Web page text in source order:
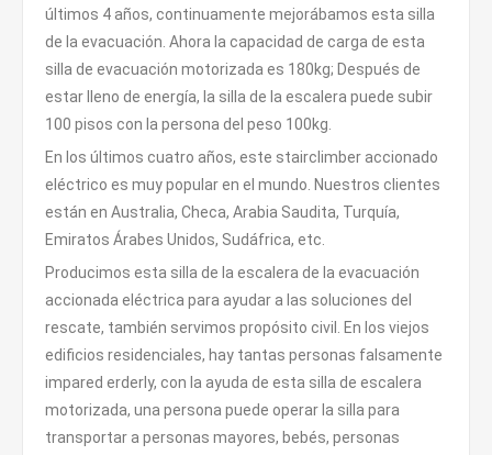
últimos 4 años, continuamente mejorábamos esta silla
de la evacuación. Ahora la capacidad de carga de esta
silla de evacuación motorizada es 180kg; Después de
estar lleno de energía, la silla de la escalera puede subir
100 pisos con la persona del peso 100kg.
En los últimos cuatro años, este stairclimber accionado
eléctrico es muy popular en el mundo. Nuestros clientes
están en Australia, Checa, Arabia Saudita, Turquía,
Emiratos Árabes Unidos, Sudáfrica, etc.
Producimos esta silla de la escalera de la evacuación
accionada eléctrica para ayudar a las soluciones del
rescate, también servimos propósito civil. En los viejos
edificios residenciales, hay tantas personas falsamente
impared erderly, con la ayuda de esta silla de escalera
motorizada, una persona puede operar la silla para
transportar a personas mayores, bebés, personas